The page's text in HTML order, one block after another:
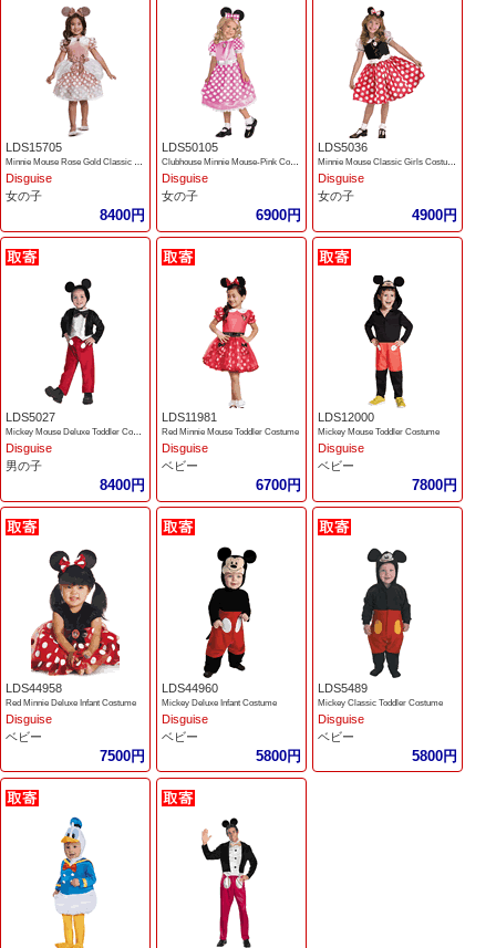
LDS15705
Minnie Mouse Rose Gold Classic Toddler Cosume
Disguise
女の子
8400円
LDS50105
Clubhouse Minnie Mouse-Pink Costume
Disguise
女の子
6900円
LDS5036
Minnie Mouse Classic Girls Costume
Disguise
女の子
4900円
LDS5027
Mickey Mouse Deluxe Toddler Costume
Disguise
男の子
8400円
LDS11981
Red Minnie Mouse Toddler Costume
Disguise
ベビー
6700円
LDS12000
Mickey Mouse Toddler Costume
Disguise
ベビー
7800円
LDS44958
Red Minnie Deluxe Infant Costume
Disguise
ベビー
7500円
LDS44960
Mickey Deluxe Infant Costume
Disguise
ベビー
5800円
LDS5489
Mickey Classic Toddler Costume
Disguise
ベビー
5800円